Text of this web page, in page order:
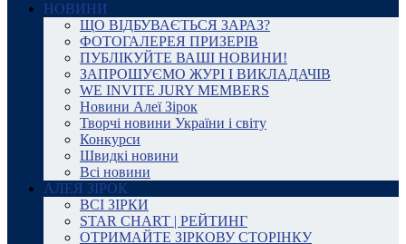
НОВИНИ
ЩО ВІДБУВАЄТЬСЯ ЗАРАЗ?
ФОТОГАЛЕРЕЯ ПРИЗЕРІВ
ПУБЛІКУЙТЕ ВАШІ НОВИНИ!
ЗАПРОШУЄМО ЖУРІ І ВИКЛАДАЧІВ
WE INVITE JURY MEMBERS
Новини Алеї Зірок
Творчі новини України і світу
Конкурси
Швидкі новини
Всі новини
АЛЕЯ ЗІРОК
ВСІ ЗІРКИ
STAR CHART | РЕЙТИНГ
ОТРИМАЙТЕ ЗІРКОВУ СТОРІНКУ